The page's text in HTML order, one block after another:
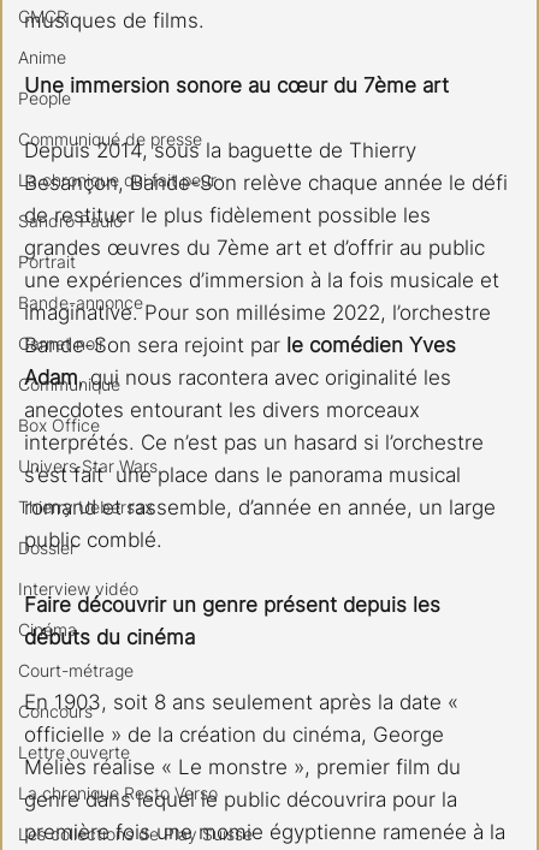
CMCR
Anime
People
Communiqué de presse
La chronique qui fait peur
Sandro Paulo
Portrait
Bande-annonce
Carnet noir
Communiqué
Box Office
Univers Star Wars
Thierry Uebersax
Dossier
Interview vidéo
Cinéma
Court-métrage
Concours
Lettre ouverte
La chronique Recto Verso
Les collections de Play Suisse
musiques de films.
Une immersion sonore au cœur du 7ème art
Depuis 2014, sous la baguette de Thierry
Besançon, Bande-Son relève chaque année le défi
de restituer le plus fidèlement possible les
grandes œuvres du 7ème art et d’offrir au public
une expériences d’immersion à la fois musicale et
imaginative. Pour son millésime 2022, l’orchestre
Bande-Son sera rejoint par le comédien Yves
Adam, qui nous racontera avec originalité les
anecdotes entourant les divers morceaux
interprétés. Ce n’est pas un hasard si l’orchestre
s’est fait  une place dans le panorama musical
romand et rassemble, d’année en année, un large
public comblé.
Faire découvrir un genre présent depuis les
débuts du cinéma
En 1903, soit 8 ans seulement après la date «
officielle » de la création du cinéma, George
Méliès réalise « Le monstre », premier film du
genre dans lequel le public découvrira pour la
première fois une momie égyptienne ramenée à la